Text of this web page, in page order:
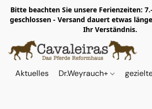
Bitte beachten Sie unsere Ferienzeiten:
geschlossen - Versand dauert etwas
Ihr Verständnis.
Aktuelles Dr.Weyrauch+